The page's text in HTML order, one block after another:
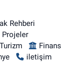
Rehberi
Projeler
Turizm
Finans
iletişim